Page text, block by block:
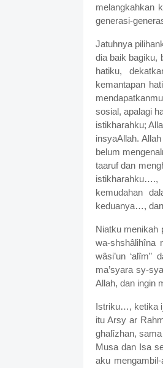
melangkahkan
generasi-
Jatuhnya
dia baik bagiku,
hatiku,
kemantapan
sosial, apalagi
istikharahku;
insyaAllah.
belum
taaruf dan
istikharahku….,
kemudahan
keduanya…,
Niatku menikah
wa-shshâlihîna
wâsi’un
ma’syara sy-
Allah, dan ingin
Istriku…, ketika
itu Arsy ar
ghalîzhan,
Musa dan Isa
aku